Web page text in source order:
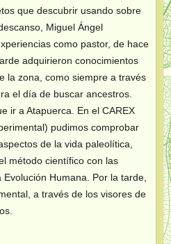
que descubrir usando sobre
Miguel Ángel
como pastor, de hace
adquirieron conocimientos
la zona, como siempre a través
el día de buscar ancestros.
ir a Atapuerca. En el CAREX
pudimos comprobar
de la vida paleolítica,
método científico con las
Humana. Por la tarde,
a través de los visores de